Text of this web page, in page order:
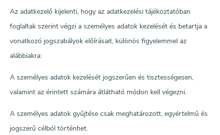
Az adatkezelő kijelenti, hogy az adatkezelési tájékoztatóban
foglaltak szerint végzi a személyes adatok kezelését és betartja a
vonatkozó jogszabályok előírásait, különös figyelemmel az
alábbiakra:
A személyes adatok kezelését jogszerűen és tisztességesen,
valamint az érintett számára átlátható módon kell végezni.
A személyes adatok gyűjtése csak meghatározott, egyértelmű és
jogszerű célból történhet.